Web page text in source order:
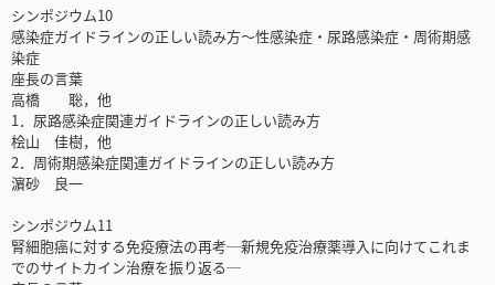
シンポジウム10
感染症ガイドラインの正しい読み方～性感染症・尿路感染症・周術期感
染症
座長の言葉
高橋 聡，他
1．尿路感染症関連ガイドラインの正しい読み方
桧山 佳樹，他
2．周術期感染症関連ガイドラインの正しい読み方
濵砂 良一
シンポジウム11
腎細胞癌に対する免疫療法の再考─新規免疫治療薬導入に向けてこれま
でのサイトカイン治療を振り返る─